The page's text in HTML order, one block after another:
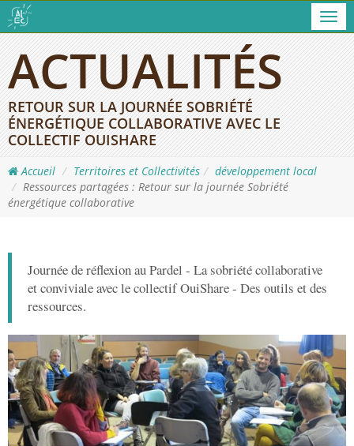
ACTUALITÉS
RETOUR SUR LA JOURNÉE SOBRIÉTÉ
ÉNERGÉTIQUE COLLABORATIVE AVEC LE
COLLECTIF OUISHARE
Accueil Territoires et Collectivités
développement local
Ressources partagées : Retour sur la journée Sobriété
énergétique collaborative
Journée de réflexion au Pardel - La sobriété collaborative
et conviviale avec le collectif OuiShare - Des outils et des
ressources.